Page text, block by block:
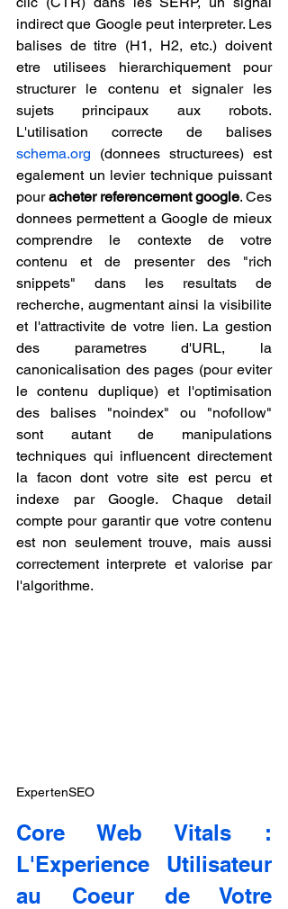
indirect que Google peut interpreter. Les
balises de titre (H1, H2, etc.) doivent
etre utilisees hierarchiquement pour
structurer le contenu et signaler les
sujets principaux aux robots.
schema.org (donnees structurees) est
egalement un levier technique puissant
pour acheter referencement google. Ces
donnees permettent a Google de mieux
comprendre le contexte de votre
contenu et de presenter des "rich
snippets" dans les resultats de
recherche, augmentant ainsi la visibilite
et l'attractivite de votre lien. La gestion
des parametres d'URL, la
canonicalisation des pages (pour eviter
le contenu duplique) et l'optimisation
des balises "noindex" ou "nofollow"
sont autant de manipulations
techniques qui influencent directement
la facon dont votre site est percu et
indexe par Google. Chaque detail
compte pour garantir que votre contenu
est non seulement trouve, mais aussi
correctement interprete et valorise par
l'algorithme.
ExpertenSEO
Core Web Vitals :
L'Experience Utilisateur
au Coeur de Votre